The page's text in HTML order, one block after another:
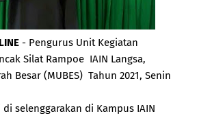
- Pengurus Unit Kegiatan
Silat Rampoe IAIN Langsa,
Besar (MUBES) Tahun 2021, Senin
selenggarakan di Kampus IAIN